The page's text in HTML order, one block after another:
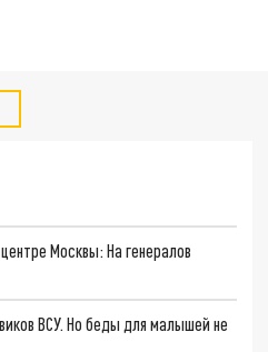
Москвы: На генералов
ВСУ. Но беды для малышей не